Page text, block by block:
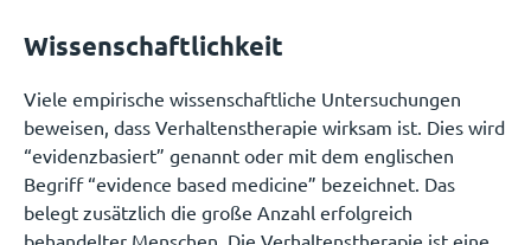
Wissenschaftlichkeit
Viele empirische wissenschaftliche Untersuchungen
beweisen, dass Verhaltenstherapie wirksam ist. Dies wird
“evidenzbasiert” genannt oder mit dem englischen
Begriff “evidence based medicine” bezeichnet. Das
belegt zusätzlich die große Anzahl erfolgreich
behandelter Menschen. Die Verhaltenstherapie ist eine